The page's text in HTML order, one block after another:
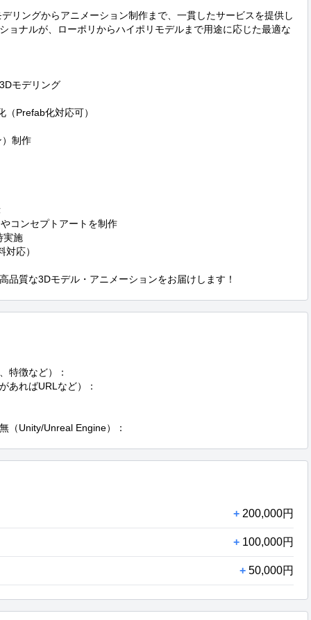
リングからアニメーション制作まで、一貫したサービスを提供し
ョナルが、ローポリからハイポリモデルまで用途に応じた最適な
モデリング
Prefab化対応可）
制作
コンセプトアートを制作
実施
応）
品質な3Dモデル・アニメーションをお届けします！
特徴など）：
あればURLなど）：
（Unity/Unreal Engine）：
+ 200,000円
+ 100,000円
+ 50,000円